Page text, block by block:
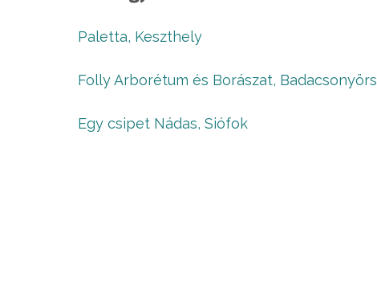
Paletta, Keszthely
Folly Arborétum és Borászat, Badacsonyörs
Egy csipet Nádas, Siófok